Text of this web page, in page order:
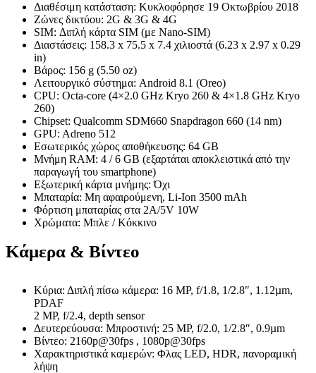
Διαθέσιμη κατάσταση: Κυκλοφόρησε 19 Οκτωβρίου 2018
Ζώνες δικτύου: 2G & 3G & 4G
SIM: Διπλή κάρτα SIM (με Nano-SIM)
Διαστάσεις: 158.3 x 75.5 x 7.4 χιλιοστά (6.23 x 2.97 x 0.29
in)
Βάρος: 156 g (5.50 oz)
Λειτουργικό σύστημα: Android 8.1 (Oreo)
CPU: Octa-core (4×2.0 GHz Kryo 260 & 4×1.8 GHz Kryo
260)
Chipset: Qualcomm SDM660 Snapdragon 660 (14 nm)
GPU: Adreno 512
Εσωτερικός χώρος αποθήκευσης: 64 GB
Μνήμη RAM: 4 / 6 GB (εξαρτάται αποκλειστικά από την
παραγωγή του smartphone)
Εξωτερική κάρτα μνήμης: Όχι
Μπαταρία: Μη αφαιρούμενη, Li-Ion 3500 mAh
Φόρτιση μπαταρίας στα 2Α/5V 10W
Χρώματα: Μπλε / Κόκκινο
Κάμερα & Βίντεο
Κύρια: Διπλή πίσω κάμερα: 16 MP, f/1.8, 1/2.8″, 1.12µm,
PDAF
2 MP, f/2.4, depth sensor
Δευτερεύουσα: Μπροστινή: 25 MP, f/2.0, 1/2.8″, 0.9µm
Βίντεο: 2160p@30fps , 1080p@30fps
Χαρακτηριστικά καμερών: Φλας LED, HDR, πανοραμική
λήψη